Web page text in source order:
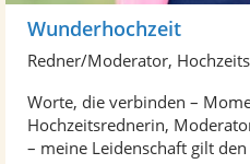
Wunderhochzeit
Redner/Moderator,
Worte, die verbinden –
Hochzeitsrednerin,
– meine Leidenschaft gilt